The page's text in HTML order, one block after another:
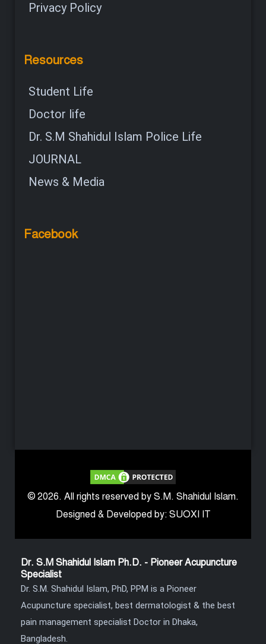
Privacy Policy
Resources
Student Life
Doctor life
Dr. S.M Shahidul Islam Police Life
JOURNAL
News & Media
Facebook
© 2026. All rights reserved by S.M. Shahidul Islam.
Designed & Developed by: SUOXI IT
Dr. S.M Shahidul Islam Ph.D. - Pioneer Acupuncture
Specialist
Dr. S.M. Shahidul Islam, PhD, PPM is a Pioneer
Acupuncture specialist, best dermatologist & the best
pain management specialist Doctor in Dhaka,
Bangladesh.